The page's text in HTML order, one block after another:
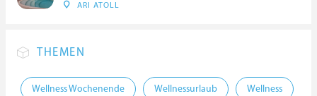
ARI ATOLL
THEMEN
Wellness Wochenende Wellnessurlaub Wellness